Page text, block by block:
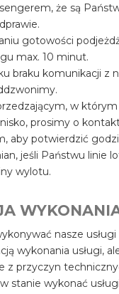
że są
gotowości
max. 10 minut.
braku komunikacji z
w
prosimy o
aby potwierdzić
jeśli Państwu linie
wylotu.
nasze usługi
wykonania usługi,
z przyczyn
stanie wykonać